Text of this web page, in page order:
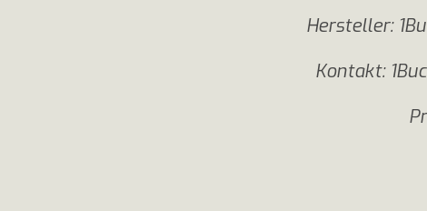
Hersteller:
Kontakt: